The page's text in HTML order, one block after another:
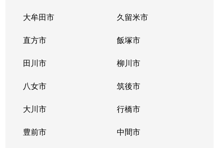
大牟田市 久留米市
直方市 飯塚市
田川市 柳川市
八女市 筑後市
大川市 行橋市
豊前市 中間市